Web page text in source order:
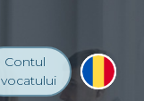
Contul